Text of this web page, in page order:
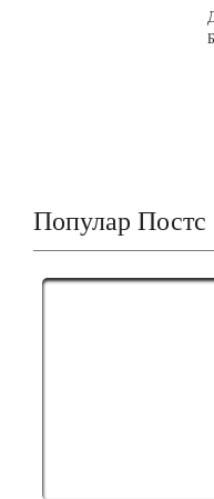
Популар Постс